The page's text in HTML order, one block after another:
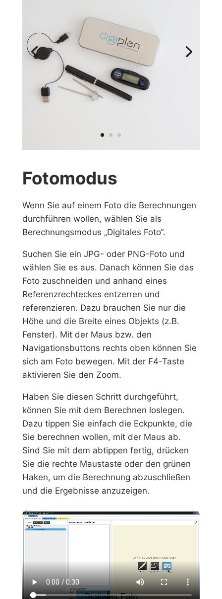
Fotomodus
Wenn Sie auf einem Foto die Berechnungen
durchführen wollen, wählen Sie als
Berechnungsmodus „Digitales Foto“.
Suchen Sie ein JPG- oder PNG-Foto und
wählen Sie es aus. Danach können Sie das
Foto zuschneiden und anhand eines
Referenzrechteckes entzerren und
referenzieren. Dazu brauchen Sie nur die
Höhe und die Breite eines Objekts (z.B.
Fenster). Mit der Maus bzw. den
Navigationsbuttons rechts oben können Sie
sich am Foto bewegen. Mit der F4-Taste
aktivieren Sie den Zoom.
Haben Sie diesen Schritt durchgeführt,
können Sie mit dem Berechnen loslegen.
Dazu tippen Sie einfach die Eckpunkte, die
Sie berechnen wollen, mit der Maus ab.
Sind Sie mit dem abtippen fertig, drücken
Sie die rechte Maustaste oder den grünen
Haken, um die Berechnung abzuschließen
und die Ergebnisse anzuzeigen.